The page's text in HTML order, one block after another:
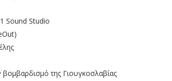
Sound Studio
της Γιουγκοσλαβίας